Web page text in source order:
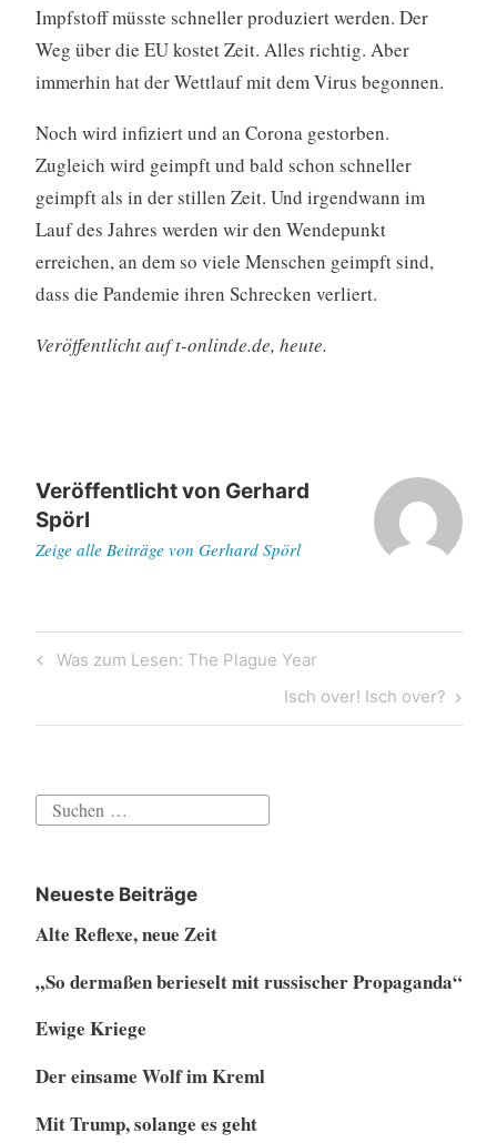
Impfstoff müsste schneller produziert werden. Der
Weg über die EU kostet Zeit. Alles richtig. Aber
immerhin hat der Wettlauf mit dem Virus begonnen.
Noch wird infiziert und an Corona gestorben.
Zugleich wird geimpft und bald schon schneller
geimpft als in der stillen Zeit. Und irgendwann im
Lauf des Jahres werden wir den Wendepunkt
erreichen, an dem so viele Menschen geimpft sind,
dass die Pandemie ihren Schrecken verliert.
Veröffentlicht auf t-onlinde.de, heute.
Veröffentlicht von Gerhard
Spörl
Zeige alle Beiträge von Gerhard Spörl
Beitragsnavigation
Previous
Was zum Lesen: The Plague Year
Next
Post
Isch over! Isch over?
Suchen
Neueste Beiträge
Alte Reflexe, neue Zeit
„So dermaßen berieselt mit russischer Propaganda“
Ewige Kriege
Der einsame Wolf im Kreml
Mit Trump, solange es geht